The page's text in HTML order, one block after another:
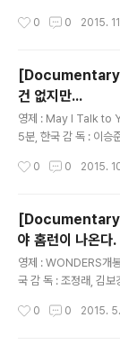
렵지만 그 어떤 시대가
겠지만, 내가 본 영화
학대가 아닐까 라는 생
는 면이 있다.) 자연에
을 떠나 힘겨워 하는
이를 사설 교육기관에
의 ..
0 0 2015.
건 없지만...
영제 : May I Talk to
5분, 한국 감 독 : 이승
의 상담정화 1388의
음엔 조금 어이없는 상
싶었지만, 울먹이면서
들고 관심이 없다는 아
의 어머니가 싫다며 이
떤 어른이 되고 있는 걸
0 0 2015.
야 홈런이 나온다.
영제 : WONDERS
국 감 독 : 조정래, 김보
아하지 않더라도 상식
0 0 2015.